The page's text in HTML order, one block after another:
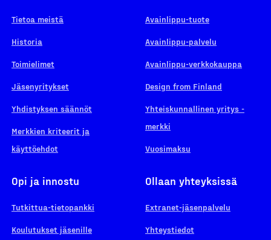
Tietoa meistä
Historia
Toimielimet
Jäsenyritykset
Yhdistyksen säännöt
Merkkien kriteerit ja
käyttöehdot
Avainlippu-tuote
Avainlippu-palvelu
Avainlippu-verkkokauppa
Design from Finland
Yhteiskunnallinen yritys -
merkki
Vuosimaksu
Opi ja innostu
Tutkittua-tietopankki
Koulutukset jäsenille
Ollaan yhteyksissä
Extranet-jäsenpalvelu
Yhteystiedot